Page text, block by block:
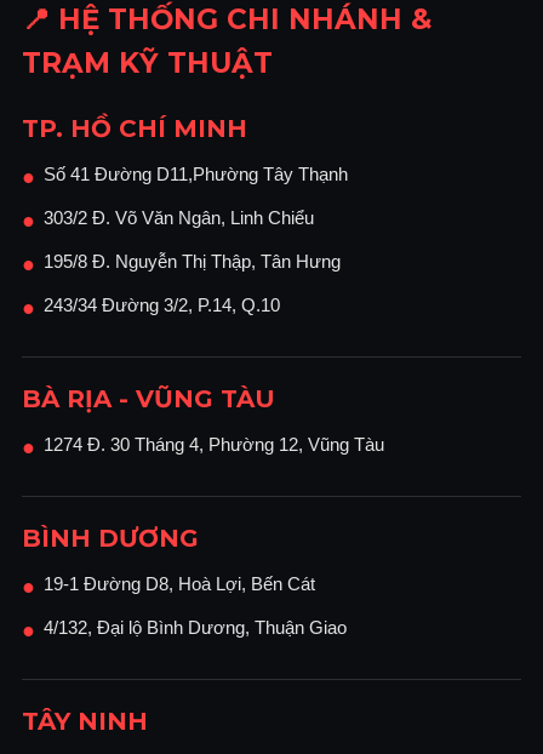
📍 HỆ THỐNG CHI NHÁNH &
TRẠM KỸ THUẬT
TP. HỒ CHÍ MINH
● Số 41 Đường D11,Phường Tây Thạnh
● 303/2 Đ. Võ Văn Ngân, Linh Chiểu
● 195/8 Đ. Nguyễn Thị Thập, Tân Hưng
● 243/34 Đường 3/2, P.14, Q.10
BÀ RỊA - VŨNG TÀU
● 1274 Đ. 30 Tháng 4, Phường 12, Vũng Tàu
BÌNH DƯƠNG
● 19-1 Đường D8, Hoà Lợi, Bến Cát
● 4/132, Đại lộ Bình Dương, Thuận Giao
TÂY NINH